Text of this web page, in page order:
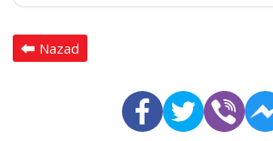
Nazad